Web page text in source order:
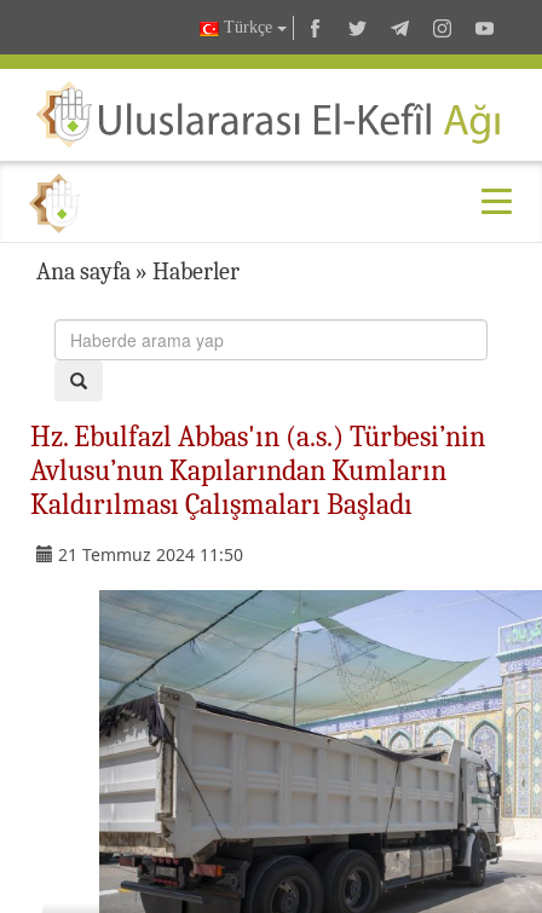
Türkçe
Ana sayfa » Haberler
Hz. Ebulfazl Abbas'ın (a.s.) Türbesi’nin
Avlusu’nun Kapılarından Kumların
Kaldırılması Çalışmaları Başladı
21 Temmuz 2024 11:50